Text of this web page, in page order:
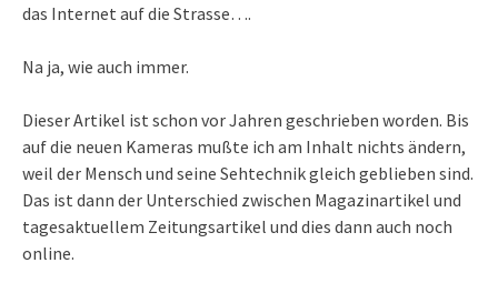
das Internet auf die Strasse….
Na ja, wie auch immer.
Dieser Artikel ist schon vor Jahren geschrieben worden. Bis
auf die neuen Kameras mußte ich am Inhalt nichts ändern,
weil der Mensch und seine Sehtechnik gleich geblieben sind.
Das ist dann der Unterschied zwischen Magazinartikel und
tagesaktuellem Zeitungsartikel und dies dann auch noch
online.